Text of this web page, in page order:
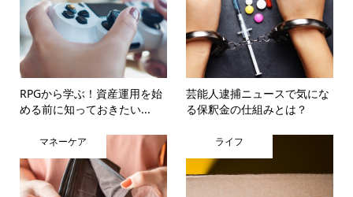
RPGから学ぶ！資産運用を始
める前に知っておきたい...
芸能人逮捕ニュースで気にな
る保釈金の仕組みとは？
マネーケア ライフ